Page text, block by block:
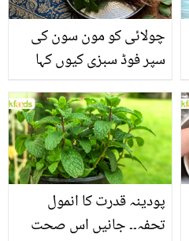
چولائی کو مون سون کی
سپر فوڈ سبزی کیوں کہا
منرلز اور اینٹی آکسیڈنٹس
سے بھرپور اس سبزی کے
فائدے
پودینہ قدرت کا انمول
تحفہ۔۔ جانیں اس صحت